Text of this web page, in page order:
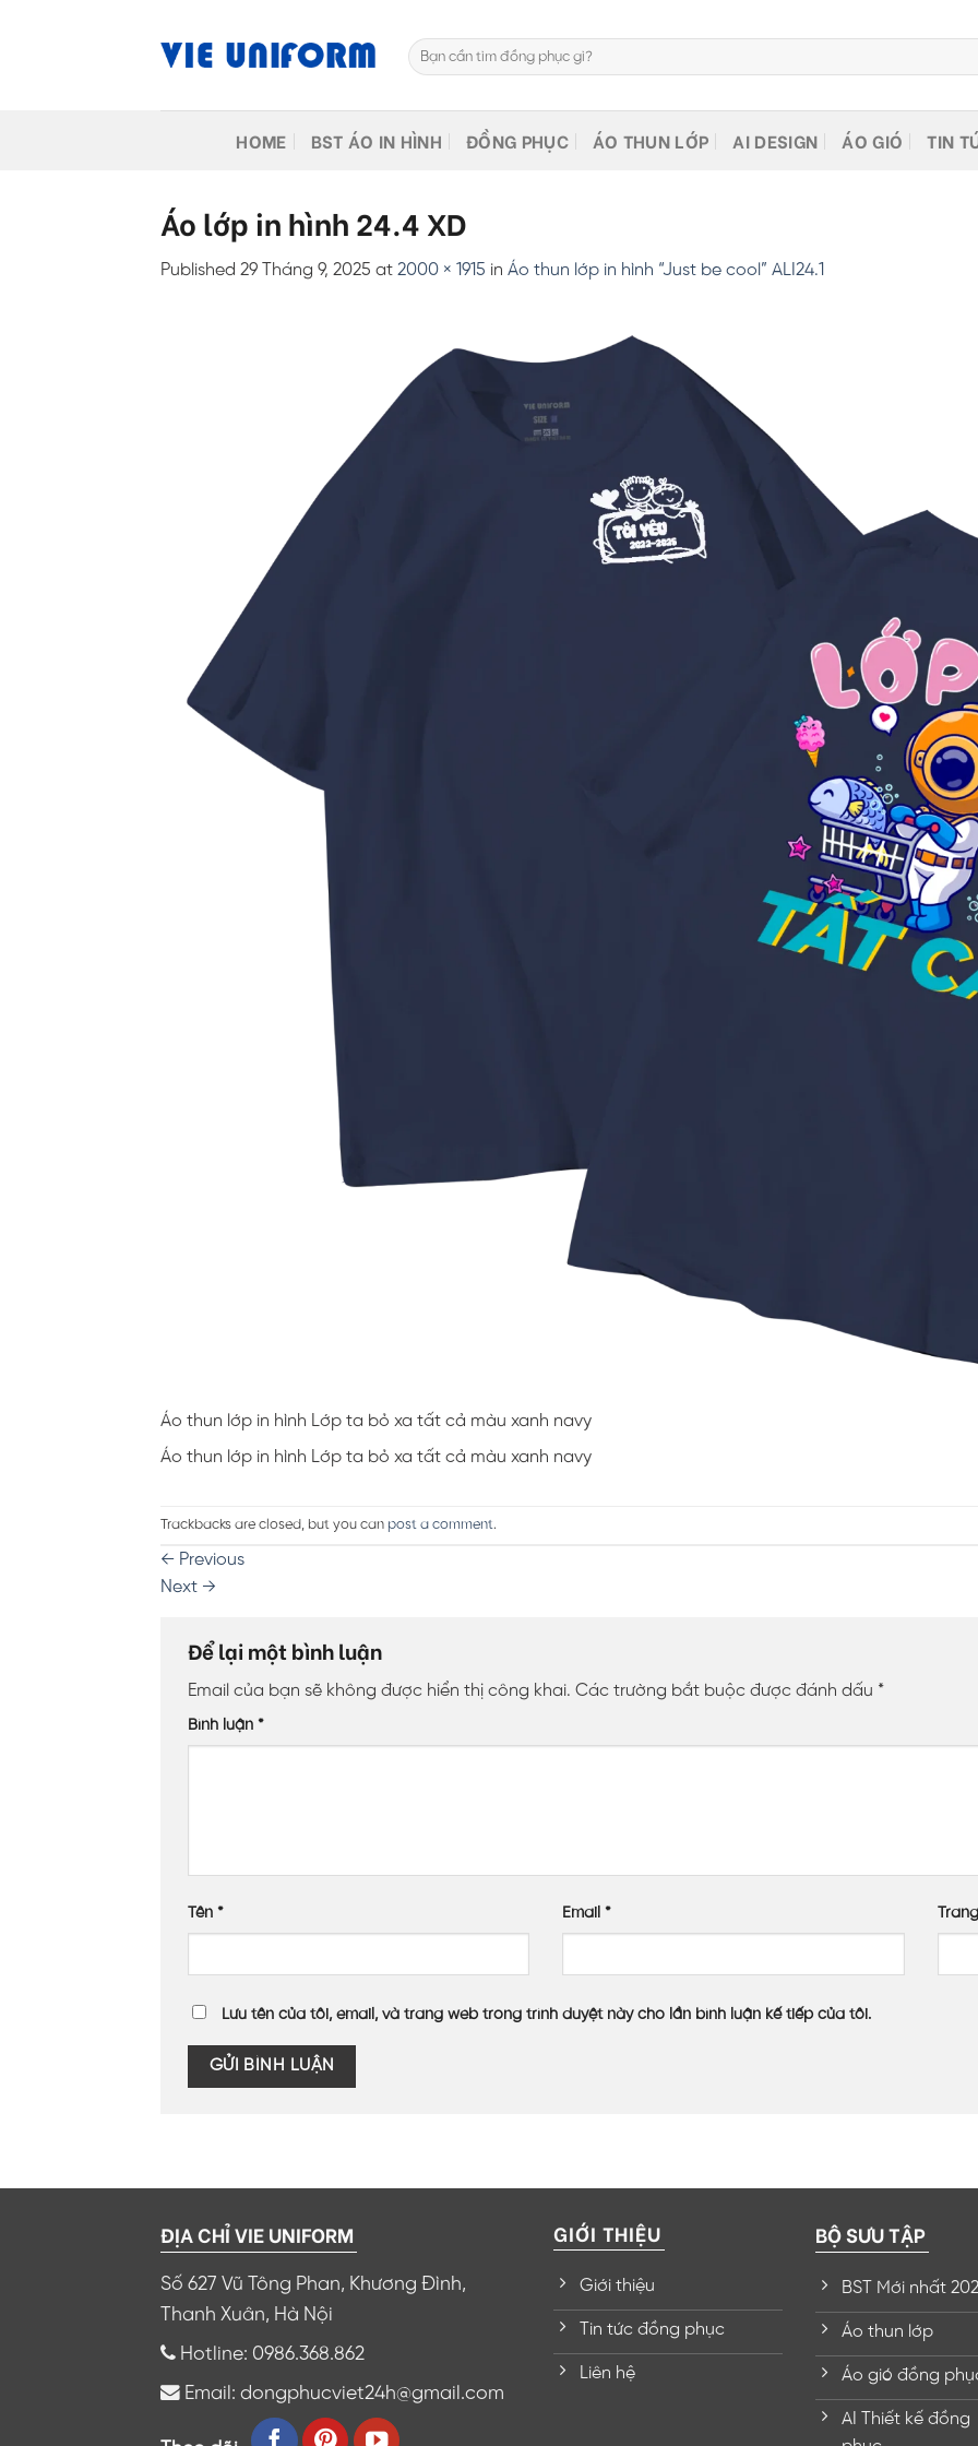
Tìm
kiếm:
HOME BST ÁO IN HÌNH ĐỒNG PHỤC ÁO THUN LỚP AI DESIGN ÁO GIÓ TIN
Áo lớp in hình 24.4 XD
Published 29 Tháng 9, 2025 at 2000 × 1915 in Áo thun lớp in hình “Just be cool” ALI24.1
Áo thun lớp in hình Lớp ta bỏ xa tất cả màu xanh navy
Áo thun lớp in hình Lớp ta bỏ xa tất cả màu xanh navy
Trackbacks are closed, but you can post a comment.
← Previous
Next →
Để lại một bình luận
Email của bạn sẽ không được hiển thị công khai. Các trường bắt buộc được đánh dấu *
Bình luận *
Tên * Email*
Lưu tên của tôi, email, và trang web trong trình duyệt này cho lần bình luận kế tiếp của tôi.
ĐỊA CHỈ VIE UNIFORM
Số 627 Vũ Tông Phan, Khương Đình,
Thanh Xuân, Hà Nội
Hotline: 0986.368.862
Email: dongphucviet24h@gmail.com
GIỚI THIỆU
Giới thiệu
Tin tức đồng phục
Liên hệ
BỘ SƯU TẬP
BST Mới nhất
Áo thun lớp
Áo gió đồng
AI Thiết kế đồng